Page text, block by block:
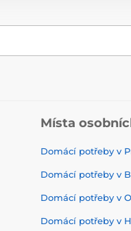
Místa
Domácí potřeby v
Domácí potřeby v
Domácí potřeby v
Domácí potřeby v